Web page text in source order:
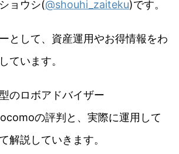
ョウシ(@shouhi_zaiteku)です。
として、資産運用やお得情報をわ
ています。
のロボアドバイザー
の評判と、実際に運用して
解説していきます。